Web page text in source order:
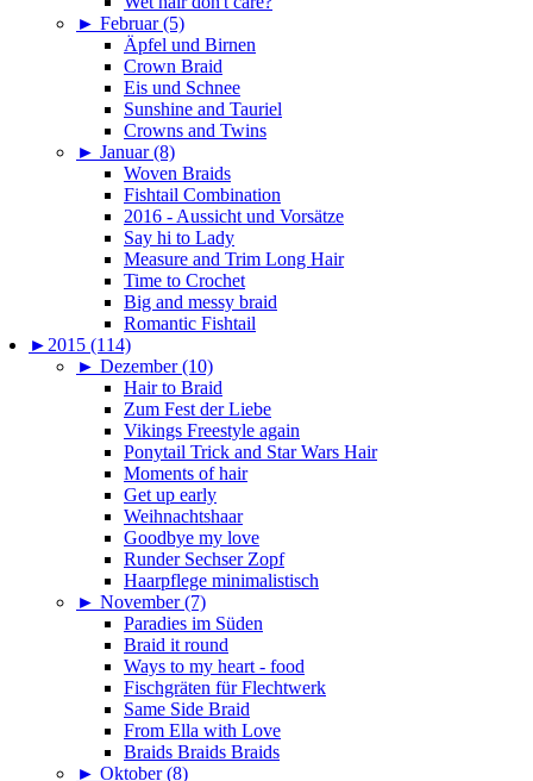
► Februar (5)
Äpfel und Birnen
Crown Braid
Eis und Schnee
Sunshine and Tauriel
Crowns and Twins
► Januar (8)
Woven Braids
Fishtail Combination
2016 - Aussicht und Vorsätze
Say hi to Lady
Measure and Trim Long Hair
Time to Crochet
Big and messy braid
Romantic Fishtail
► 2015 (114)
► Dezember (10)
Hair to Braid
Zum Fest der Liebe
Vikings Freestyle again
Ponytail Trick and Star Wars Hair
Moments of hair
Get up early
Weihnachtshaar
Goodbye my love
Runder Sechser Zopf
Haarpflege minimalistisch
► November (7)
Paradies im Süden
Braid it round
Ways to my heart - food
Fischgräten für Flechtwerk
Same Side Braid
From Ella with Love
Braids Braids Braids
► Oktober (8)